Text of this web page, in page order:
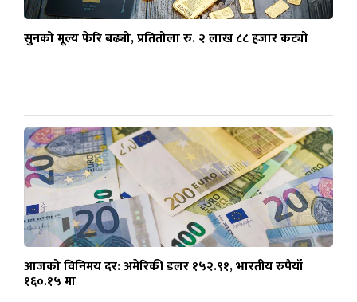
सुनको मूल्य फेरि बढ्यो, प्रतितोला रु. २ लाख ८८ हजार कट्यो
आजको विनिमय दर: अमेरिकी डलर १५२.९१, भारतीय रुपैयाँ
१६०.१५ मा